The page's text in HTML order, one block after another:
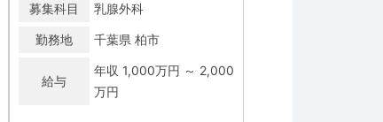
募集科目 乳腺外科
勤務地 千葉県 柏市
給与
年収 1,000万円 ～ 2,000
万円